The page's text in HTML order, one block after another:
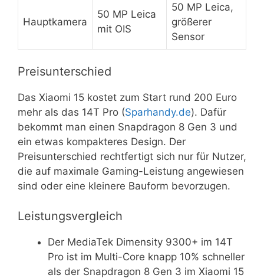
Hauptkamera
50 MP Leica
mit OIS
50 MP Leica,
größerer
Sensor
Preisunterschied
Das Xiaomi 15 kostet zum Start rund 200 Euro
mehr als das 14T Pro (Sparhandy.de). Dafür
bekommt man einen Snapdragon 8 Gen 3 und
ein etwas kompakteres Design. Der
Preisunterschied rechtfertigt sich nur für Nutzer,
die auf maximale Gaming-Leistung angewiesen
sind oder eine kleinere Bauform bevorzugen.
Leistungsvergleich
Der MediaTek Dimensity 9300+ im 14T
Pro ist im Multi-Core knapp 10% schneller
als der Snapdragon 8 Gen 3 im Xiaomi 15